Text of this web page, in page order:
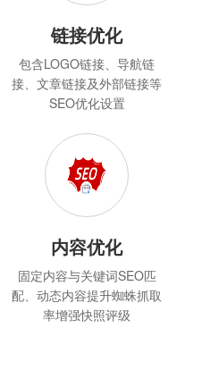
链接优化
包含LOGO链接、导航链
接、文章链接及外部链接等
SEO优化设置
内容优化
固定内容与关键词SEO匹
配、动态内容提升蜘蛛抓取
率增强快照评级